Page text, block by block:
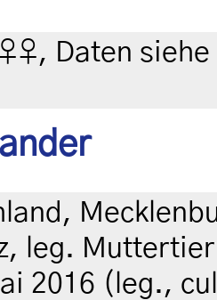
Daten
leg.
2016 (leg.,